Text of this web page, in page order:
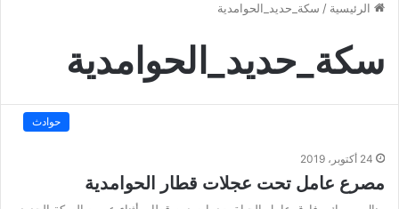
الرئيسية / سكة_حديد_الحوامدية
سكة_حديد_الحوامدية
حوادث
24 أكتوبر، 2019
مصرع عامل تحت عجلات قطار الحوامدية